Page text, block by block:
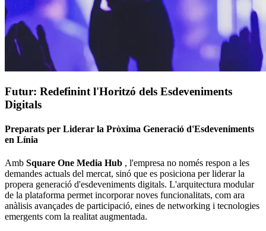
Futur: Redefinint l'Horitzó dels Esdeveniments
Digitals
Preparats per Liderar la Pròxima Generació d'Esdeveniments
en Línia
Amb Square One Media Hub , l'empresa no només respon a les
demandes actuals del mercat, sinó que es posiciona per liderar la
propera generació d'esdeveniments digitals. L'arquitectura modular
de la plataforma permet incorporar noves funcionalitats, com ara
anàlisis avançades de participació, eines de networking i tecnologies
emergents com la realitat augmentada.